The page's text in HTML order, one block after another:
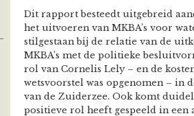
Dit rapport besteedt uitgebreid
het uitvoeren van MKBA’s voor
stilgestaan bij de relatie van de
MKBA’s met de politieke
rol van Cornelis Lely – en de
wetsvoorstel was opgenomen –
van de Zuiderzee. Ook komt
positieve rol heeft gespeeld in een